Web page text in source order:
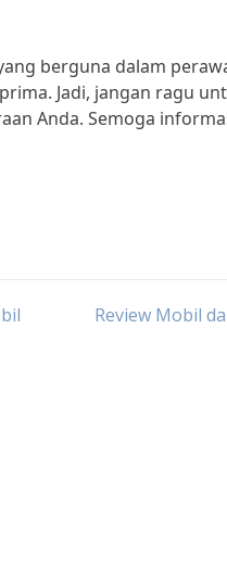
berguna dalam
Jadi, jangan ragu
Anda. Semoga
Review Mobil